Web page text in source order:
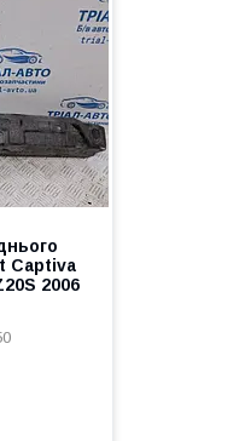
Captiva
2006